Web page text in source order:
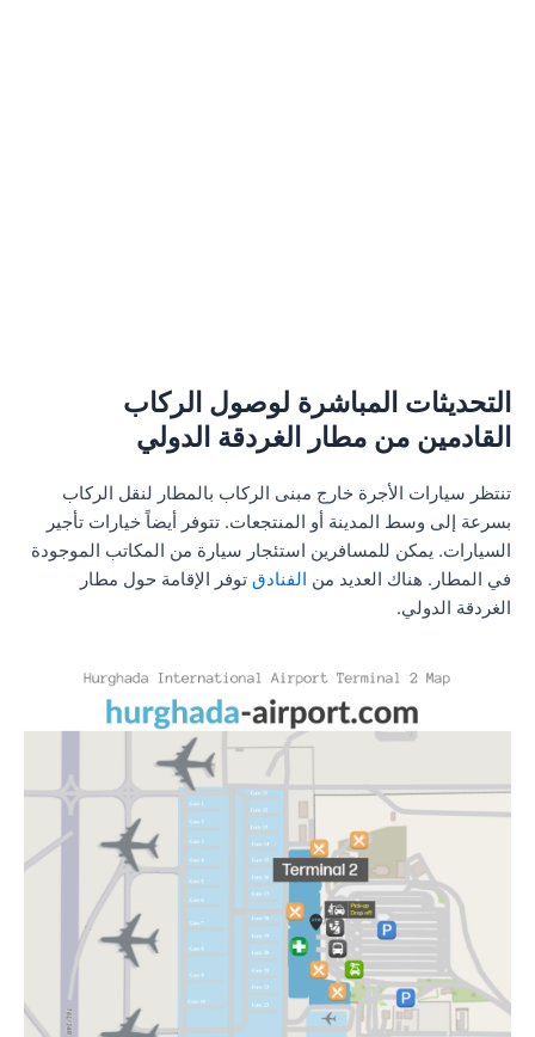
التحديثات المباشرة لوصول الركاب
القادمين من مطار الغردقة الدولي
تنتظر سيارات الأجرة خارج مبنى الركاب بالمطار لنقل الركاب
بسرعة إلى وسط المدينة أو المنتجعات. تتوفر أيضاً خيارات تأجير
السيارات. يمكن للمسافرين استئجار سيارة من المكاتب الموجودة
في المطار. هناك العديد من الفنادق توفر الإقامة حول مطار
الغردقة الدولي.